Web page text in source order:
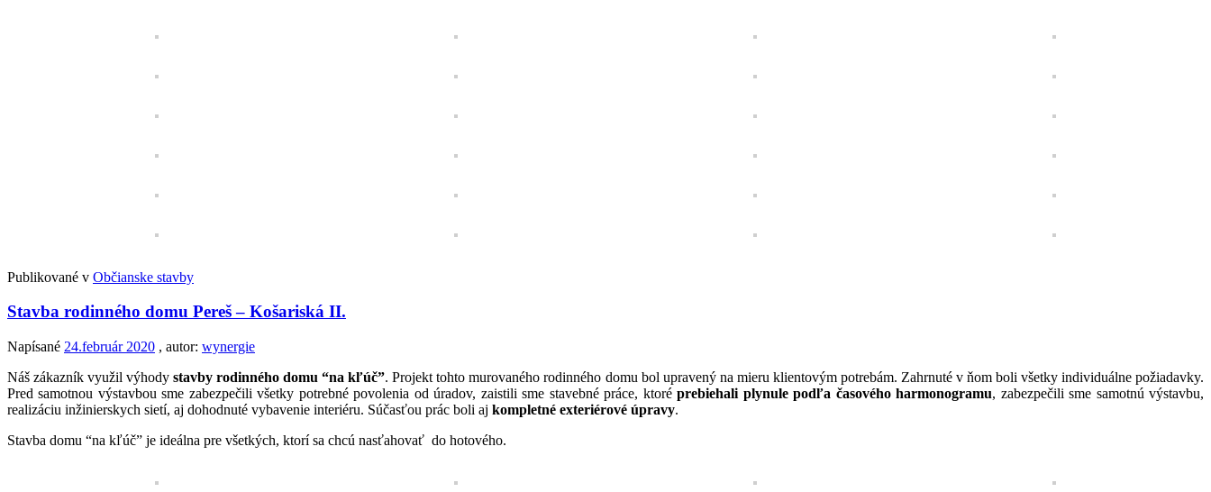
Publikované v Občianske stavby
Stavba rodinného domu Pereš – Košariská II.
Napísané 24.február 2020 , autor: wynergie
Náš zákazník využil výhodystavby rodinného domu “na kľúč”. Projekt tohto murovaného rodinného domu bol upravený na mieru klientovým potrebám. Zahrnuté v ňom boli všetky individuálne požiadavky.
Pred samotnou výstavbou sme zabezpečili všetky potrebné povolenia od úradov, zaistili sme stavebné práce, ktoréprebiehali plynule podľa časového harmonogramu, zabezpečili sme samotnú výstavbu,
realizáciu inžinierskych sietí, aj dohodnuté vybavenie interiéru. Súčasťou prác boli aj kompletné exteriérové úpravy.
Stavba domu “na kľúč” je ideálna pre všetkých, ktorí sa chcú nasťahovať do hotového.